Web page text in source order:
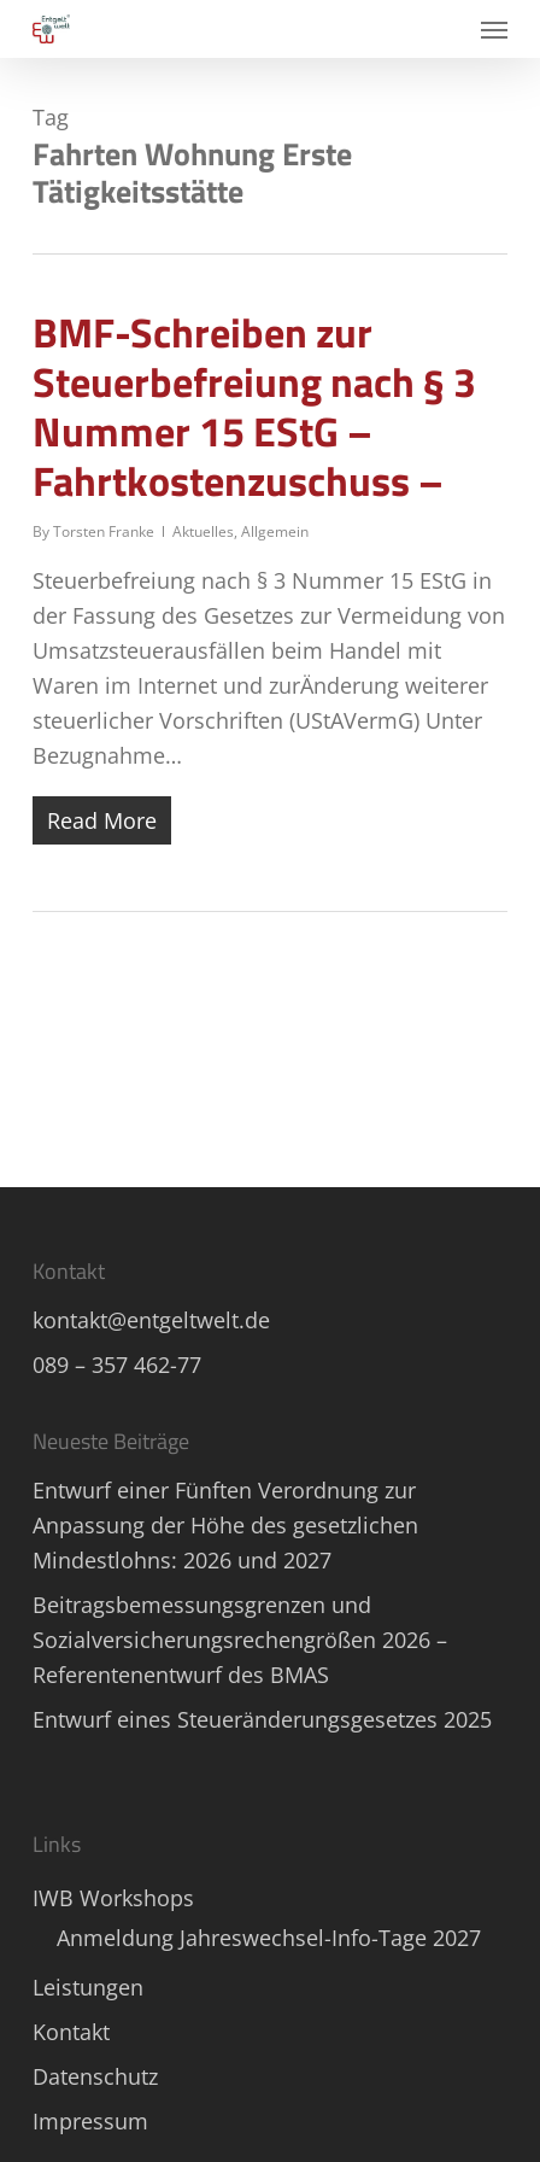
Skip
content
Menu
Tag
Fahrten Wohnung Erste
Tätigkeitsstätte
BMF-Schreiben zur
Steuerbefreiung nach § 3
Nummer 15 EStG –
Fahrtkostenzuschuss –
ByTorsten Franke Aktuelles, Allgemein
Steuerbefreiung nach § 3 Nummer 15 EStG in
der Fassung des Gesetzes zur Vermeidung von
Umsatzsteuerausfällen beim Handel mit
Waren im Internet und zurÄnderung weiterer
steuerlicher Vorschriften (UStAVermG) Unter
Bezugnahme…
Read More
Kontakt
kontakt@entgeltwelt.de
089 – 357 462-77
Neueste Beiträge
Entwurf einer Fünften Verordnung zur
Anpassung der Höhe des gesetzlichen
Mindestlohns: 2026 und 2027
Beitragsbemessungsgrenzen und
Sozialversicherungsrechengrößen 2026 –
Referentenentwurf des BMAS
Entwurf eines Steueränderungsgesetzes 2025
Links
IWB Workshops
Anmeldung Jahreswechsel-Info-Tage 2027
Leistungen
Kontakt
Datenschutz
Impressum